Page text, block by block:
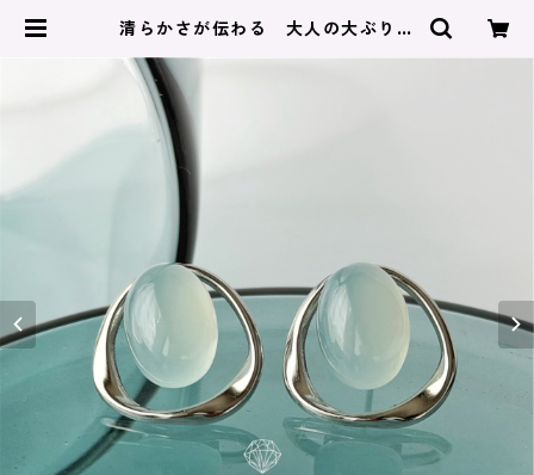
清らかさが伝わる 大人の大ぶり耳
ピアス イヤリング サージカルス